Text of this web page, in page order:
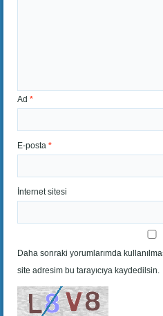
Ad*
E-posta*
İnternet sitesi
Daha sonraki yorumlarımda
site adresim bu tarayıcıya kaydedilsin.